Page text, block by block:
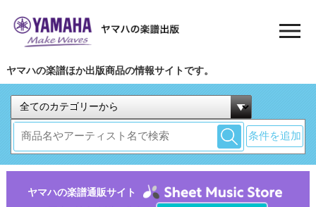
ヤマハの楽譜ほか出版商品の情報サイトです。
条件を追加
ヤマハの楽譜通販サイト